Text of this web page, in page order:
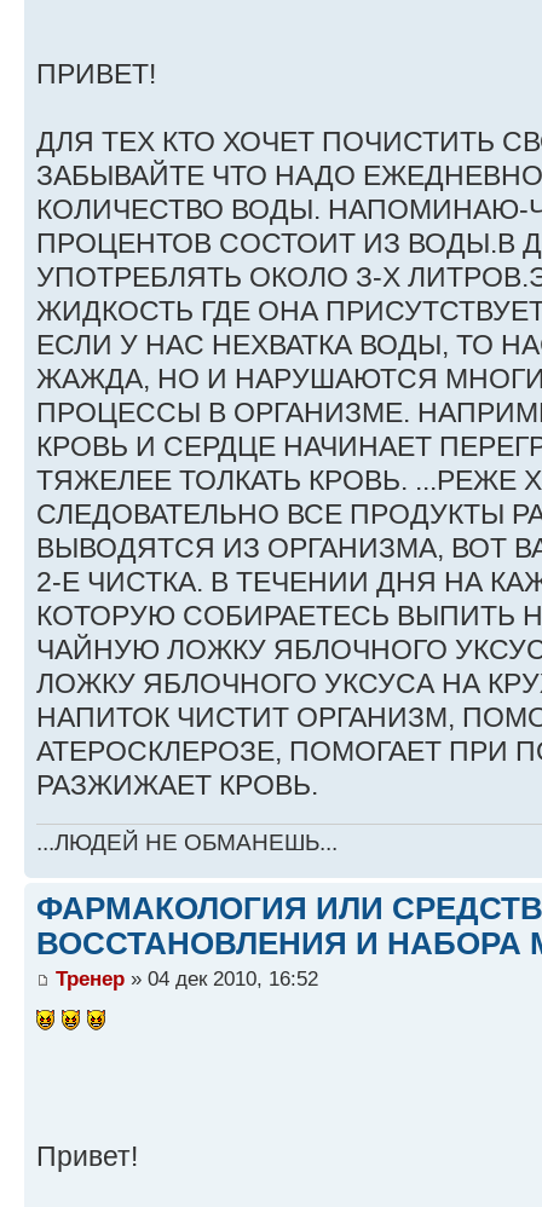
ПРИВЕТ!
ДЛЯ ТЕХ КТО ХОЧЕТ ПОЧИСТИТЬ
ЗАБЫВАЙТЕ ЧТО НАДО
КОЛИЧЕСТВО ВОДЫ. НАПОМИНАЮ-
ПРОЦЕНТОВ СОСТОИТ ИЗ ВОДЫ.В
УПОТРЕБЛЯТЬ ОКОЛО З-Х
ЖИДКОСТЬ ГДЕ ОНА
ЕСЛИ У НАС НЕХВАТКА ВОДЫ, ТО
ЖАЖДА, НО И НАРУШАЮТСЯ
ПРОЦЕССЫ В ОРГАНИЗМЕ.
КРОВЬ И СЕРДЦЕ НАЧИНАЕТ
ТЯЖЕЛЕЕ ТОЛКАТЬ КРОВЬ. ...РЕЖЕ
СЛЕДОВАТЕЛЬНО ВСЕ ПРОДУКТЫ
ВЫВОДЯТСЯ ИЗ ОРГАНИЗМА, ВОТ
2-Е ЧИСТКА. В ТЕЧЕНИИ ДНЯ НА
КОТОРУЮ СОБИРАЕТЕСЬ ВЫПИТЬ
ЧАЙНУЮ ЛОЖКУ ЯБЛОЧНОГО
ЛОЖКУ ЯБЛОЧНОГО УКСУСА НА
НАПИТОК ЧИСТИТ ОРГАНИЗМ,
АТЕРОСКЛЕРОЗЕ, ПОМОГАЕТ ПРИ
РАЗЖИЖАЕТ КРОВЬ.
...ЛЮДЕЙ НЕ ОБМАНЕШЬ...
ФАРМАКОЛОГИЯ ИЛИ
ВОССТАНОВЛЕНИЯ И НАБОРА
Тренер » 04 дек 2010, 16:52
Привет!